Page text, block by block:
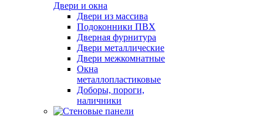
Двери и окна
Двери из массива
Подоконники ПВХ
Дверная фурнитура
Двери металлические
Двери межкомнатные
Окна
металлопластиковые
Доборы, пороги,
наличники